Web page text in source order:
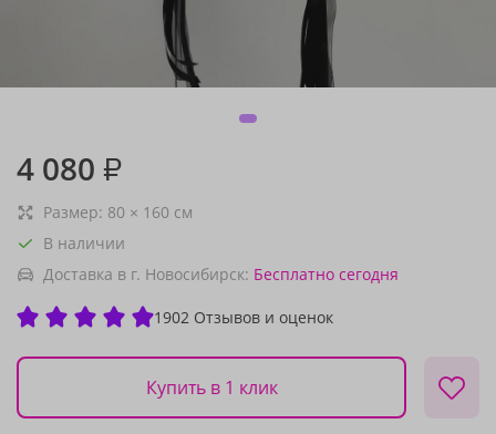
4 080 ₽
Размер: 80 × 160 см
В наличии
Доставка в г. Новосибирск: Бесплатно сегодня
1902 Отзывов и оценок
Купить в 1 клик